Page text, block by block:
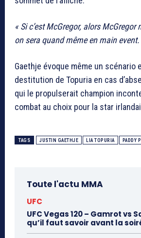
« Si c’est McGregor, alors
on sera quand même en main event.
Gaethje évoque même un scénario
destitution de Topuria en cas
qui le propulserait champion
combat au choix pour la star
TAGS JUSTIN GAETHJE LIA TOPURIA PADDY
Toute l'actu MMA
UFC
UFC Vegas 120 – Gamrot vs
qu’il faut savoir avant la